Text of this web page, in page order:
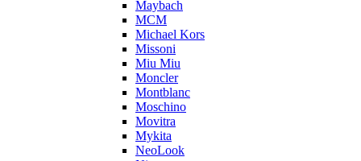
Maybach
MCM
Michael Kors
Missoni
Miu Miu
Moncler
Montblanc
Moschino
Movitra
Mykita
NeoLook